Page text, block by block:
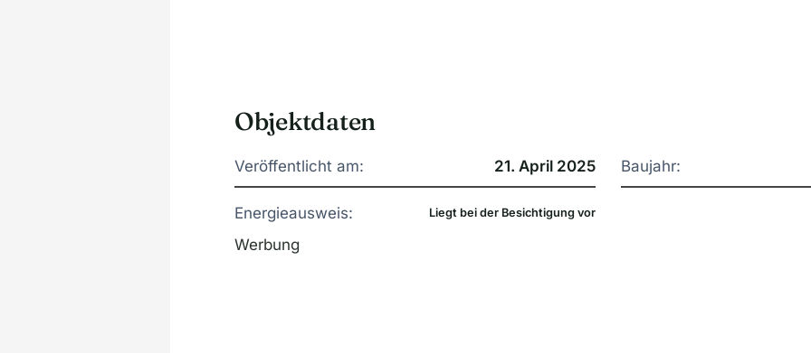
Objektdaten
Veröffentlicht am: 21. April 2025 Baujahr:
Energieausweis: Liegt bei der Besichtigung vor
Werbung